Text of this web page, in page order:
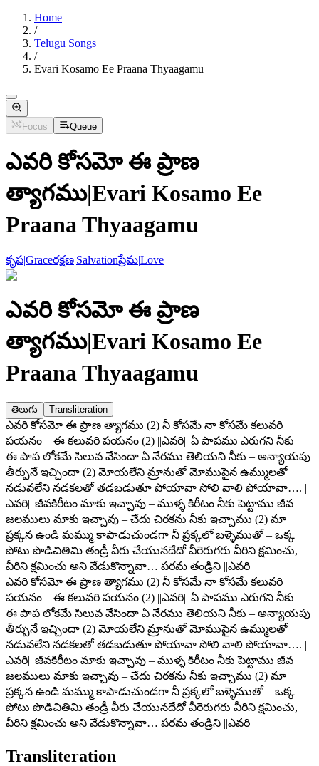
Home
/
Telugu Songs
/
Evari Kosamo Ee Praana Thyaagamu
Focus Queue
ఎవరి కోసమో ఈ ప్రాణ
త్యాగము|Evari Kosamo Ee
Praana Thyaagamu
కృప|Graceరక్షణ|Salvationప్రేమ|Love
ఎవరి కోసమో ఈ ప్రాణ
త్యాగము|Evari Kosamo Ee
Praana Thyaagamu
తెలుగు Transliteration
ఎవరి కోసమో ఈ ప్రాణ త్యాగము (2) నీ కోసమే నా కోసమే కలువరి
పయనం – ఈ కలువరి పయనం (2) ||ఎవరి|| ఏ పాపము ఎరుగని నీకు –
ఈ పాప లోకమే సిలువ వేసిందా ఏ నేరము తెలియని నీకు – అన్యాయపు
తీర్పునే ఇచ్చిందా (2) మోయలేని మ్రానుతో మోముపైన ఉమ్ములతో
నడువలేని నడకలతో తడబడుతూ పోయావా సోలి వాలి పోయావా…. ||
ఎవరి|| జీవకిరీటం మాకు ఇచ్చావు – ముళ్ళ కిరీటం నీకు పెట్టాము జీవ
జలములు మాకు ఇచ్చావు – చేదు చిరకను నీకు ఇచ్చాము (2) మా
ప్రక్కన ఉండి మమ్ము కాపాడుచుండగా నీ ప్రక్కలో బళ్ళెముతో – ఒక్క
పోటు పొడిచితిమి తండ్రీ వీరు చేయునదేదో వీరెరుగరు వీరిని క్షమించు,
వీరిని క్షమించు అని వేడుకొన్నావా… పరమ తండ్రిని ||ఎవరి||
ఎవరి కోసమో ఈ ప్రాణ త్యాగము (2) నీ కోసమే నా కోసమే కలువరి
పయనం – ఈ కలువరి పయనం (2) ||ఎవరి|| ఏ పాపము ఎరుగని నీకు –
ఈ పాప లోకమే సిలువ వేసిందా ఏ నేరము తెలియని నీకు – అన్యాయపు
తీర్పునే ఇచ్చిందా (2) మోయలేని మ్రానుతో మోముపైన ఉమ్ములతో
నడువలేని నడకలతో తడబడుతూ పోయావా సోలి వాలి పోయావా…. ||
ఎవరి|| జీవకిరీటం మాకు ఇచ్చావు – ముళ్ళ కిరీటం నీకు పెట్టాము జీవ
జలములు మాకు ఇచ్చావు – చేదు చిరకను నీకు ఇచ్చాము (2) మా
ప్రక్కన ఉండి మమ్ము కాపాడుచుండగా నీ ప్రక్కలో బళ్ళెముతో – ఒక్క
పోటు పొడిచితిమి తండ్రీ వీరు చేయునదేదో వీరెరుగరు వీరిని క్షమించు,
వీరిని క్షమించు అని వేడుకొన్నావా… పరమ తండ్రిని ||ఎవరి||
Transliteration